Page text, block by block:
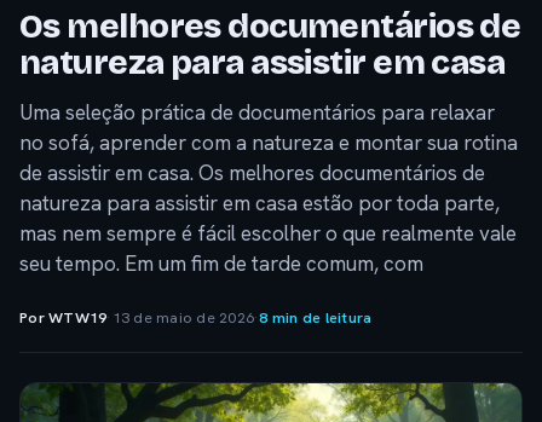
Os melhores documentários de
natureza para assistir em casa
Uma seleção prática de documentários para relaxar
no sofá, aprender com a natureza e montar sua rotina
de assistir em casa. Os melhores documentários de
natureza para assistir em casa estão por toda parte,
mas nem sempre é fácil escolher o que realmente vale
seu tempo. Em um fim de tarde comum, com
Por WTW19· 13 de maio de 2026·8 min de leitura